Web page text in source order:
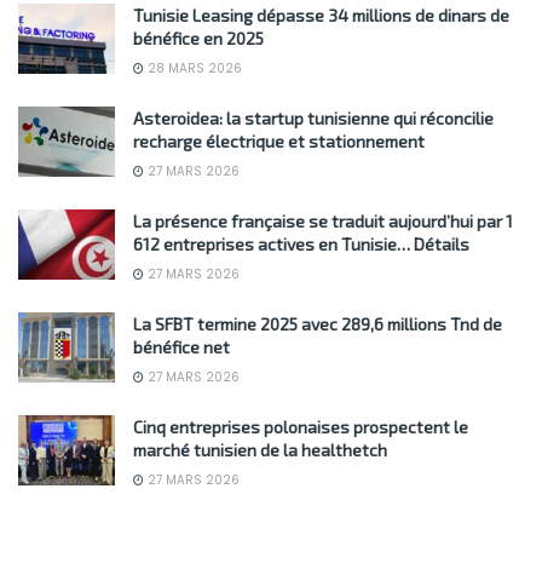
Tunisie Leasing dépasse 34 millions de dinars de
bénéfice en 2025
28 MARS 2026
Asteroidea: la startup tunisienne qui réconcilie
recharge électrique et stationnement
27 MARS 2026
La présence française se traduit aujourd’hui par 1
612 entreprises actives en Tunisie… Détails
27 MARS 2026
La SFBT termine 2025 avec 289,6 millions Tnd de
bénéfice net
27 MARS 2026
Cinq entreprises polonaises prospectent le
marché tunisien de la healthetch
27 MARS 2026